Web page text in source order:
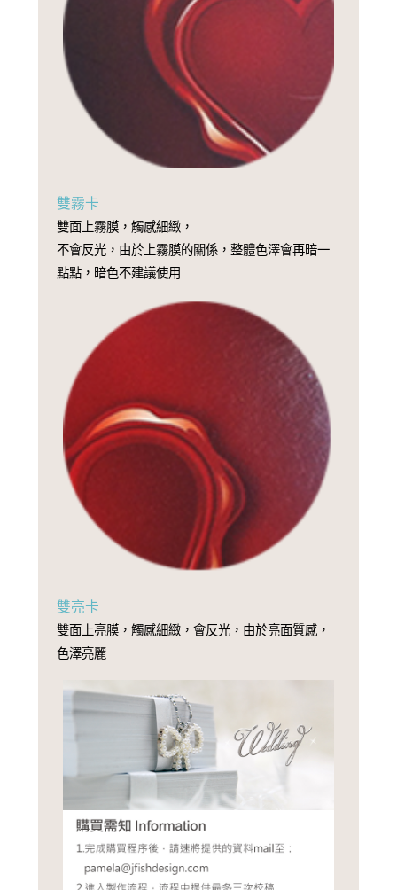
雙霧卡
雙面上霧膜，觸感細緻，
不會反光，由於上霧膜的關係，整體色澤會再暗一
點點，暗色不建議使用
雙亮卡
雙面上亮膜，觸感細緻，會反光，由於亮面質感，
色澤亮麗